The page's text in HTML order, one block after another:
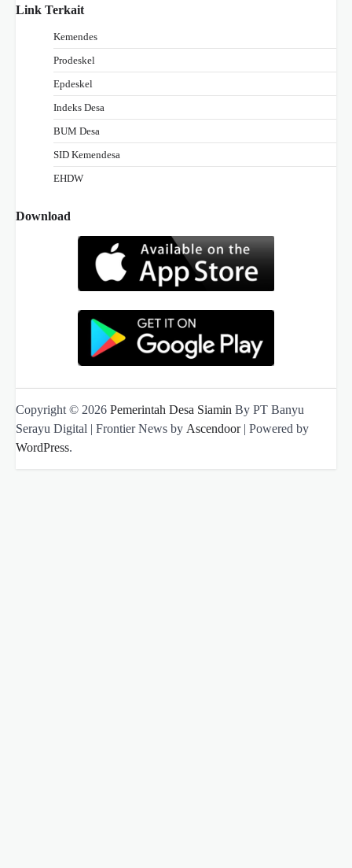
Link Terkait
Kemendes
Prodeskel
Epdeskel
Indeks Desa
BUM Desa
SID Kemendesa
EHDW
Download
Copyright © 2026 Pemerintah Desa Siamin By PT Banyu
Serayu Digital | Frontier News by Ascendoor| Powered by
WordPress.